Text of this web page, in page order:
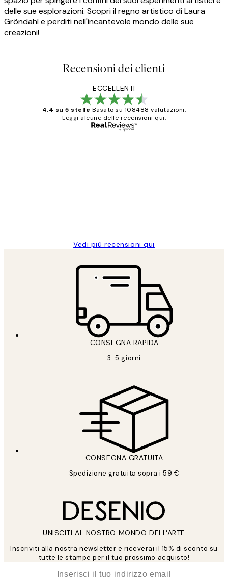
delle sue esplorazioni. Scopri il regno artistico di Laura
Gröndahl e perditi nell'incantevole mondo delle sue
creazioni!
Recensioni dei clienti
ECCELLENTI
4.4 su 5 stelle Basato su 108488 valutazioni.
Leggi alcune delle recensioni qui.
Vedi più recensioni qui
CONSEGNA RAPIDA
3-5 giorni
CONSEGNA GRATUITA
Spedizione gratuita sopra i 59 €
UNISCITI AL NOSTRO MONDO DELL'ARTE
Inscriviti alla nostra newsletter e riceverai il 15% di sconto su
tutte le stampe per il tuo prossimo acquisto!